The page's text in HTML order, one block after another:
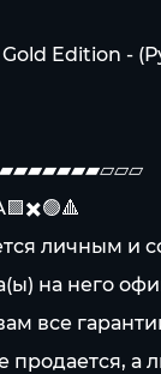
Edition -
личным и
на него
все
продается, а